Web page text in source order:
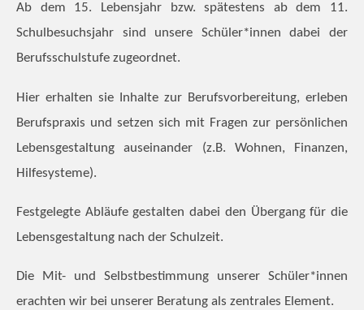
Ab dem 15. Lebensjahr bzw. spätestens ab dem 11.
Schulbesuchsjahr sind unsere Schüler*innen dabei der
Berufsschulstufe zugeordnet.
Hier erhalten sie Inhalte zur Berufsvorbereitung, erleben
Berufspraxis und setzen sich mit Fragen zur persönlichen
Lebensgestaltung auseinander (z.B. Wohnen, Finanzen,
Hilfesysteme).
Festgelegte Abläufe gestalten dabei den Übergang für die
Lebensgestaltung nach der Schulzeit.
Die Mit- und Selbstbestimmung unserer Schüler*innen
erachten wir bei unserer Beratung als zentrales Element.